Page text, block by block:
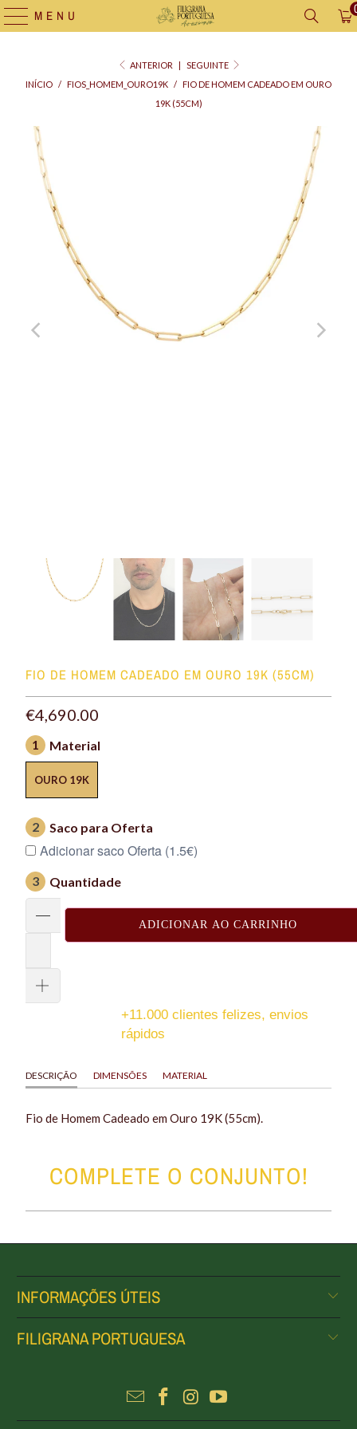
MENU
ANTERIOR |
SEGUINTE
INÍCIO / FIOS_HOMEM_OURO19K / FIO DE HOMEM CADEADO EM OURO
19K (55CM)
FIO DE HOMEM CADEADO EM OURO 19K (55CM)
€4,690.00
1 Material
OURO 19K
2 Saco para Oferta
Saco
para
Oferta
Adicionar saco Oferta (1.5€)
3 Quantidade
ADICIONAR AO CARRINHO
+11.000 clientes felizes, envios
rápidos
DESCRIÇÃO DIMENSÕES MATERIAL
Fio de Homem Cadeado em Ouro 19K (55cm).
COMPLETE O CONJUNTO!
INFORMAÇÕES ÚTEIS
FILIGRANA PORTUGUESA